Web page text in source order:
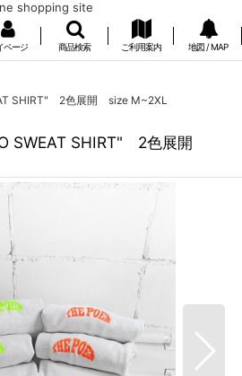
shopping site
ページ 商品検索 ご利用案内 地図 / MAP
SHIRT" 2色展開 size M~2XL
SWEAT SHIRT" 2色展開